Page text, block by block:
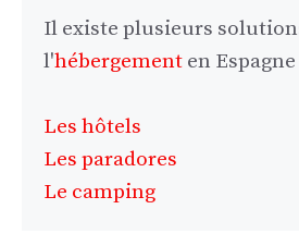
Il existe plusieurs
l'hébergement en Espagne
Les hôtels
Les paradores
Le camping